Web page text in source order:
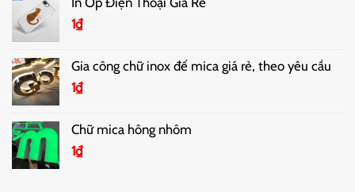
1₫
Gia công chữ inox đế mica giá rẻ, theo yêu cầu
1₫
Chữ mica hông nhôm
1₫